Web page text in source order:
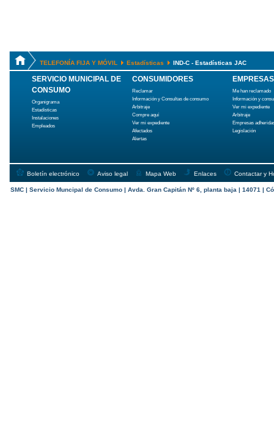
TELEFONÍA FIJA Y MÓVIL Estadísticas IND-C - Estadísticas JAC
SERVICIO MUNICIPAL DE
CONSUMO
Organigrama
Estadísticas
Instalaciones
Empleados
CONSUMIDORES
Reclamar
Información y Consultas de consumo
Arbitraje
Compre aquí
Ver mi expediente
Afectados
Alertas
EMPRESAS
Me han reclamado
Información y
Ver mi expediente
Arbitraje
Empresas
Legislación
Boletín electrónico Aviso legal Mapa Web Enlaces Contactar y
SMC | Servicio Muncipal de Consumo | Avda. Gran Capitán Nº 6, planta baja | 14071 |